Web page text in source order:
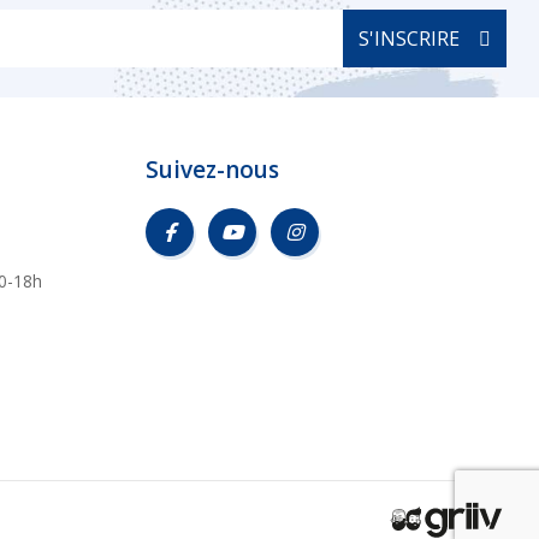
S'INSCRIRE
18h
Suivez-nous
Personnalisez vos préférences pour